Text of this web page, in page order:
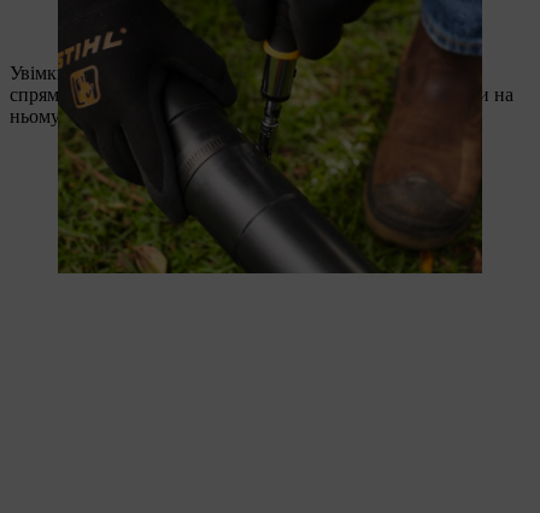
Die Einzelteile des Reinigungssets sind sorgfältig
zusammenzustecken.
Увімкніть повітродувку. Загнутий кінець повинен бути
спрямований вертикально вниз, а трубка повинна лежати на
ньому.